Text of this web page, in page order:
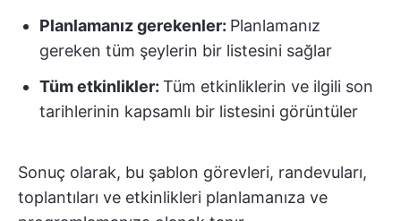
Planlamanız gerekenler: Planlamanız
gereken tüm şeylerin bir listesini sağlar
Tüm etkinlikler: Tüm etkinliklerin ve ilgili son
tarihlerinin kapsamlı bir listesini görüntüler
Sonuç olarak, bu şablon görevleri, randevuları,
toplantıları ve etkinlikleri planlamanıza ve